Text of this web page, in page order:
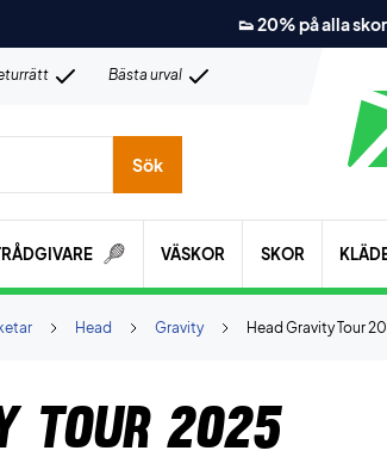
👟 20% på alla skor
Bästa urval
Sök
VÄSKOR SKOR
Head Gravity Tour
Gravity
Head
Tour 2025